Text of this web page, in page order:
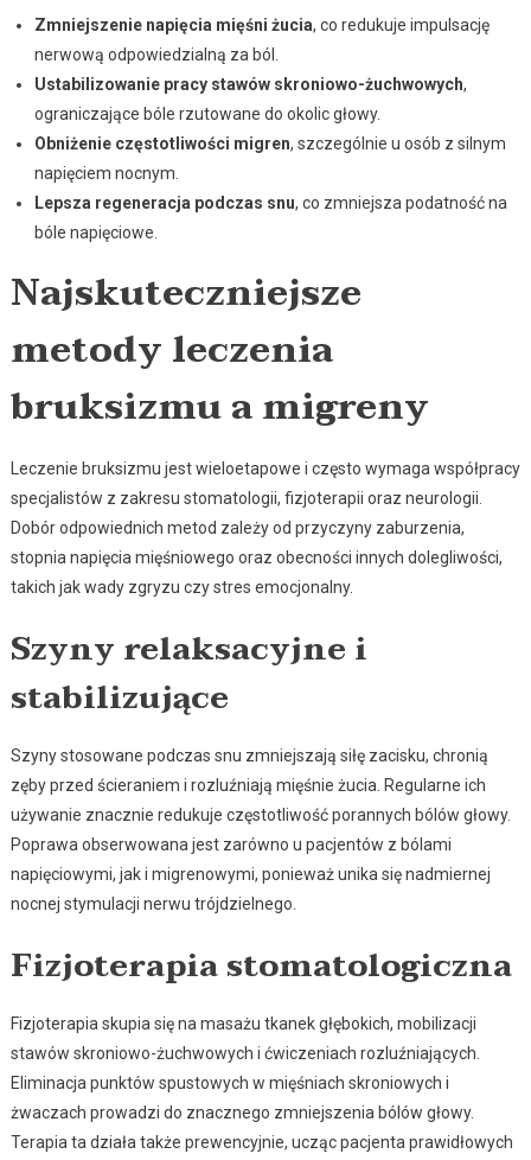
Zmniejszenie napięcia mięśni żucia, co redukuje impulsację
nerwową odpowiedzialną za ból.
Ustabilizowanie pracy stawów skroniowo-żuchwowych,
ograniczające bóle rzutowane do okolic głowy.
Obniżenie częstotliwości migren, szczególnie u osób z silnym
napięciem nocnym.
Lepsza regeneracja podczas snu, co zmniejsza podatność na
bóle napięciowe.
Najskuteczniejsze
metody leczenia
bruksizmu a migreny
Leczenie bruksizmu jest wieloetapowe i często wymaga współpracy
specjalistów z zakresu stomatologii, fizjoterapii oraz neurologii.
Dobór odpowiednich metod zależy od przyczyny zaburzenia,
stopnia napięcia mięśniowego oraz obecności innych dolegliwości,
takich jak wady zgryzu czy stres emocjonalny.
Szyny relaksacyjne i
stabilizujące
Szyny stosowane podczas snu zmniejszają siłę zacisku, chronią
zęby przed ścieraniem i rozluźniają mięśnie żucia. Regularne ich
używanie znacznie redukuje częstotliwość porannych bólów głowy.
Poprawa obserwowana jest zarówno u pacjentów z bólami
napięciowymi, jak i migrenowymi, ponieważ unika się nadmiernej
nocnej stymulacji nerwu trójdzielnego.
Fizjoterapia stomatologiczna
Fizjoterapia skupia się na masażu tkanek głębokich, mobilizacji
stawów skroniowo-żuchwowych i ćwiczeniach rozluźniających.
Eliminacja punktów spustowych w mięśniach skroniowych i
żwaczach prowadzi do znacznego zmniejszenia bólów głowy.
Terapia ta działa także prewencyjnie, ucząc pacjenta prawidłowych